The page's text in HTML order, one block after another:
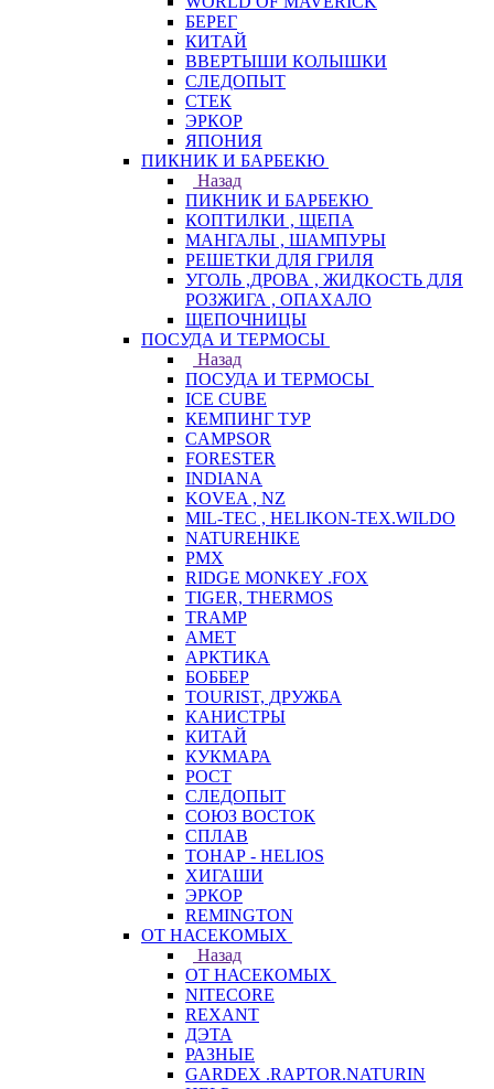
БЕРЕГ
КИТАЙ
ВВЕРТЫШИ КОЛЫШКИ
СЛЕДОПЫТ
СТЕК
ЭРКОР
ЯПОНИЯ
ПИКНИК И БАРБЕКЮ
Назад
ПИКНИК И БАРБЕКЮ
КОПТИЛКИ , ЩЕПА
МАНГАЛЫ , ШАМПУРЫ
РЕШЕТКИ ДЛЯ ГРИЛЯ
УГОЛЬ ,ДРОВА , ЖИДКОСТЬ ДЛЯ
РОЗЖИГА , ОПАХАЛО
ЩЕПОЧНИЦЫ
ПОСУДА И ТЕРМОСЫ
Назад
ПОСУДА И ТЕРМОСЫ
ICE CUBE
КЕМПИНГ ТУР
CAMPSOR
FORESTER
INDIANA
KOVEA , NZ
MIL-TEC , HELIKON-TEX.WILDO
NATUREHIKE
PMX
RIDGE MONKEY .FOX
TIGER, THERMOS
TRAMP
АМЕТ
АРКТИКА
БОББЕР
TOURIST, ДРУЖБА
КАНИСТРЫ
КИТАЙ
КУКМАРА
РОСТ
СЛЕДОПЫТ
СОЮЗ ВОСТОК
СПЛАВ
ТОНАР - HELIOS
ХИГАШИ
ЭРКОР
REMINGTON
ОТ НАСЕКОМЫХ
Назад
ОТ НАСЕКОМЫХ
NITECORE
REXANT
ДЭТА
РАЗНЫЕ
GARDEX .RAPTOR.NATURIN